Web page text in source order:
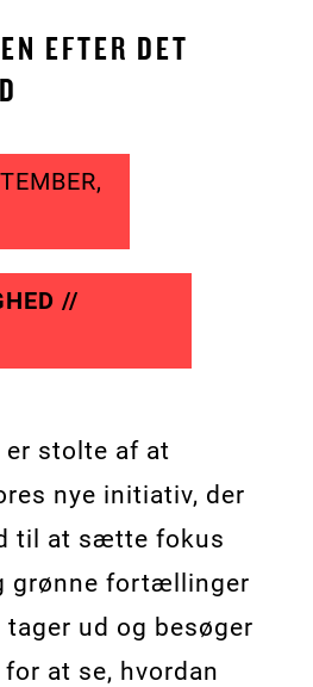
EFTER DET
//
er stolte af at
nye initiativ, der
til at sætte fokus
grønne fortællinger
ud og besøger
at se, hvordan